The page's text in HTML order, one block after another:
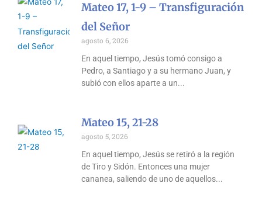
Mateo 17, 1-9 – Transfiguración
del Señor
agosto 6, 2026
En aquel tiempo, Jesús tomó consigo a
Pedro, a Santiago y a su hermano Juan, y
subió con ellos aparte a un
Mateo 15, 21-28
agosto 5, 2026
En aquel tiempo, Jesús se retiró a la región
de Tiro y Sidón. Entonces una mujer
cananea, saliendo de uno de aquellos